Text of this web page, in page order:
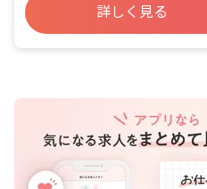
害のある方など、世代
きる保育園です。 ■園児年齢層：0～5歳
児
昇給昇進あり
産休育休制度
詳しく見る